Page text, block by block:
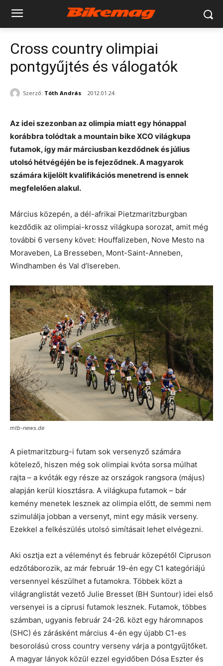
Cross country olimpiai
pontgyűjtés és válogatók
Szerző: Tóth András 2012.01.24.
Az idei szezonban az olimpia miatt egy hónappal
korábbra tolódtak a mountain bike XCO világkupa
futamok, így már márciusban kezdődnek és július
utolsó hétvégéjén be is fejeződnek. A magyarok
számára kijelölt kvalifikációs menetrend is ennek
megfelelően alakul.
Március közepén, a dél-afrikai Pietzmaritzburgban
kezdődik az olimpiai-krossz világkupa sorozat, amit még
további 6 verseny követ: Houffalizeben, Nove Mesto na
Moraveben, La Bresseben, Mont-Saint-Anneben,
Windhamben és Val d’Isereben.
mtb-news.de
A pietmaritzburg-i futam sok versenyző számára
kötelező, hiszen még sok olimpiai kvóta sorsa múlhat
rajta – a kvóták egy része az országok rangsora (május)
alapján kerül kiosztásra. A világkupa futamok – bár
kemény menetek lesznek az olimpia előtt, de semmi nem
szimulálja jobban a versenyt, mint egy másik verseny.
Ezekkel a felkészülés utolsó simításait lehet elvégezni.
Aki osztja ezt a véleményt és február közepétől Cipruson
edzőtáborozik, az már február 19-én egy C1 kategóriájú
versennyel készülhet a futamokra. Többek közt a
világranglistát vezető Julie Bresset (BH Suntour) idei első
versenyei is a ciprusi futamok lesznek. Futamok, többes
számban, ugyanis február 24-26. közt egy háromnapos
(SHC) és zárásként március 4-én egy újabb C1-es
besorolású cross country verseny várja a pontgyűjtőket.
A magyar lányok közül ezzel egyidőben Dósa Eszter és